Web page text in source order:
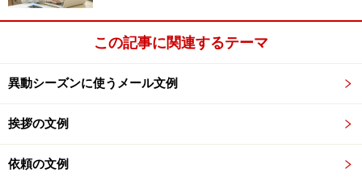
語となっているところがありました。はじめは意味不明
■「横から失礼します」
「横から失礼します」は、メールを「CC」で受信した人
が、返信して意見を言うときなどに使うビジネスメール
での表現です。「横から失礼します」で始まるメール
この記事に関連するテーマ
異動シーズンに使うメール文例
挨拶の文例
依頼の文例